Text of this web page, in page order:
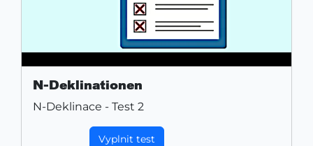
N-Deklinationen
N-Deklinace - Test 2
Vyplnit test